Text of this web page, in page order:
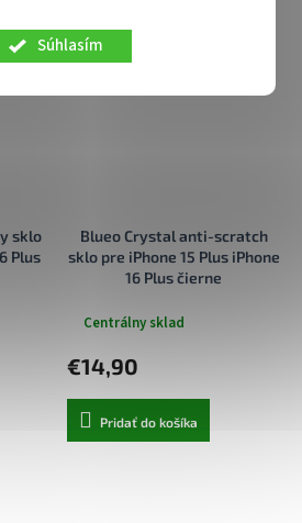
Súhlasím
sklo
Plus
Blueo Crystal anti-scratch
sklo pre iPhone 15 Plus iPhone
16 Plus čierne
Centrálny sklad
€14,90
Pridať do košíka